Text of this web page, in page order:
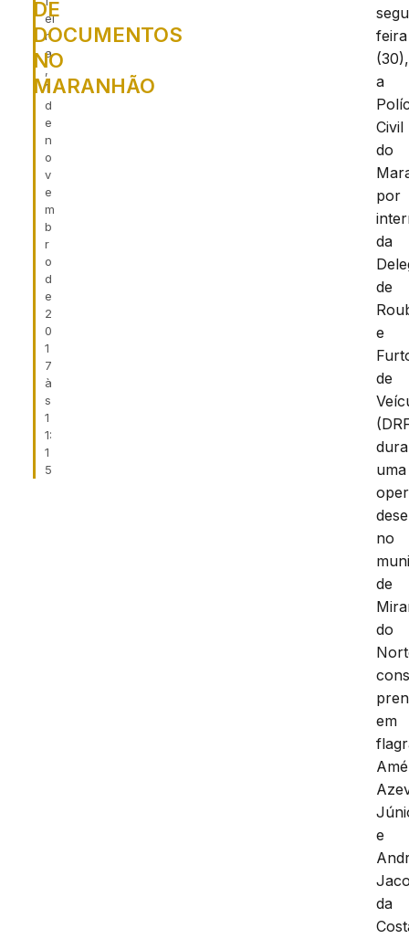
ei
r
a
,
1
d
e
n
o
v
e
m
b
r
o
d
e
2
0
1
7
à
s
1
1:
1
5
DE
DOCUMENTOS
NO
MARANHÃO
feira
(30),
a
Civil
do
por
da
de
e
de
uma
no
de
do
em
e
da